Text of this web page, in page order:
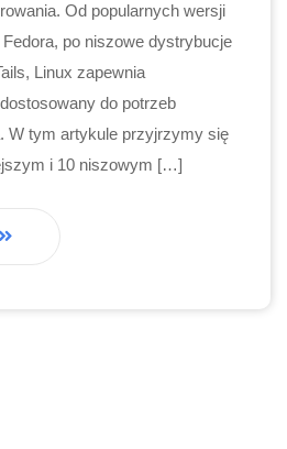
Od popularnych wersji
po niszowe dystrybucje
Linux zapewnia
do potrzeb
W tym artykule przyjrzymy się
i 10 niszowym […]